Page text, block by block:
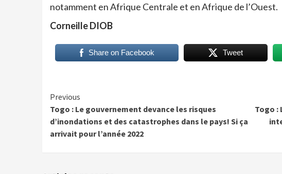
notamment en Afrique Centrale et en Afrique de l’Ouest.
Corneille DIOB
Share on Facebook Tweet
Continue
Reading
Previous
Togo : Le gouvernement devance les risques
d’inondations et des catastrophes dans le pays! Si ça
arrivait pour l’année 2022
Togo :